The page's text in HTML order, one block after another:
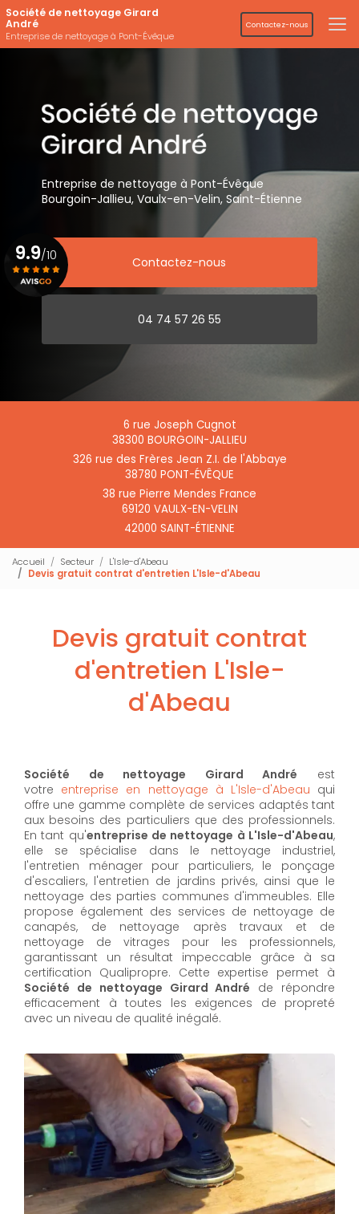
Aller
au
contenu
principal
Société de nettoyage Girard
André
Entreprise de nettoyage à Pont-Évêque
Contactez-nous
Entreprise de nettoyage à Pont-Évêque
Bourgoin-Jallieu, Vaulx-en-Velin, Saint-Étienne
Contactez-nous
04 74 57 26 55
6 rue Joseph Cugnot
38300 BOURGOIN-JALLIEU
326 rue des Frères Jean Z.I. de l'Abbaye
38780 PONT-ÉVÊQUE
38 rue Pierre Mendes France
69120 VAULX-EN-VELIN
42000 SAINT-ÉTIENNE
9.9/10
Accueil Secteur
L'Isle-d'Abeau
Devis gratuit contrat d'entretien L'Isle-d'Abeau
Devis gratuit contrat
d'entretien L'Isle-
d'Abeau
Société de nettoyage Girard André est
votre entreprise en nettoyage à L'Isle-d'Abeau qui
offre une gamme complète de services adaptés tant
aux besoins des particuliers que des professionnels.
En tant qu'entreprise de nettoyage à L'Isle-d'Abeau,
elle se spécialise dans le nettoyage industriel,
l'entretien ménager pour particuliers, le ponçage
d'escaliers, l'entretien de jardins privés, ainsi que le
nettoyage des parties communes d'immeubles. Elle
propose également des services de nettoyage de
canapés, de nettoyage après travaux et de
nettoyage de vitrages pour les professionnels,
garantissant un résultat impeccable grâce à sa
certification Qualipropre. Cette expertise permet à
Société de nettoyage Girard André de répondre
efficacement à toutes les exigences de propreté
avec un niveau de qualité inégalé.